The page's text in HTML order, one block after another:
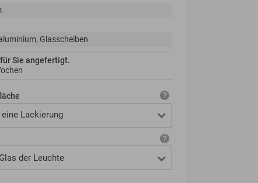
Glasscheiben
Sie angefertigt.
Lackierung
der Leuchte